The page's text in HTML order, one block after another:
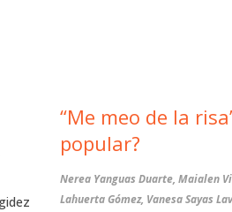
“Me meo de la
popular?
Nerea Yanguas Duarte, Maialen
Lahuerta Gómez, Vanesa Sayas